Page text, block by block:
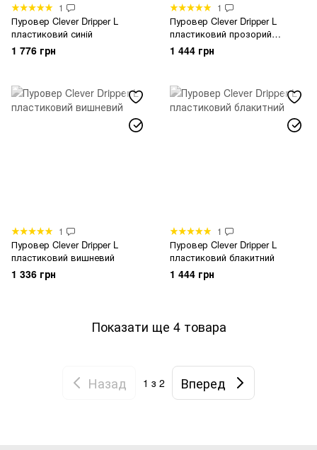
1
Пуровер Clever Dripper L
пластиковий синій
1 776 грн
1
Пуровер Clever Dripper L
пластиковий прозорий
вишневий
1 444 грн
1
Пуровер Clever Dripper L
пластиковий вишневий
1 336 грн
1
Пуровер Clever Dripper L
пластиковий блакитний
1 444 грн
Показати ще 4 товара
Назад 1 з 2 Вперед